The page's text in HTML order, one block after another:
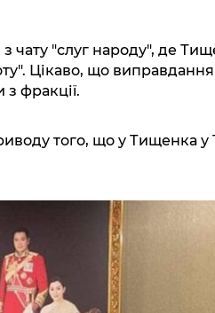
чату "слуг народу", де
Цікаво, що
фракції.
того, що у Тищенка у